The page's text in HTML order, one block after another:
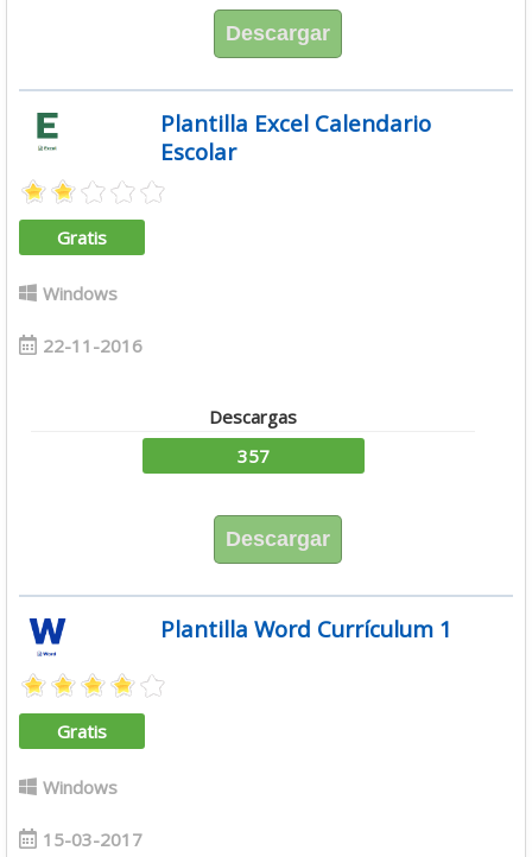
Descargar
Plantilla Excel Calendario
Escolar
Gratis
Windows
22-11-2016
Descargas
357
Descargar
Plantilla Word Currículum 1
Gratis
Windows
15-03-2017